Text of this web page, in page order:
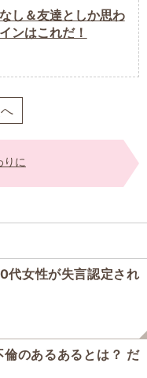
し＆友達としか思わ
ンはこれだ！
りに
代女性が失言認定され
倫のあるあるとは？ だ